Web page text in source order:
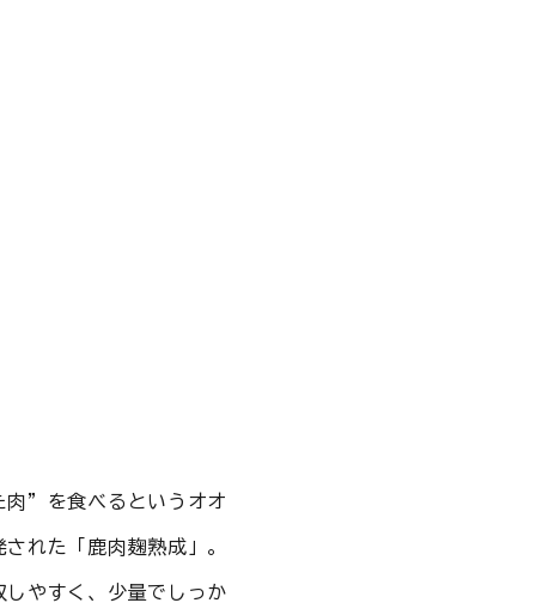
”を食べるというオオ
れた「鹿肉麹熟成」。
やすく、少量でしっか